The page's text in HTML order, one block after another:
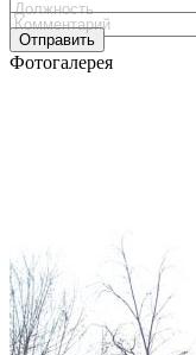
Отправить
Фотогалерея